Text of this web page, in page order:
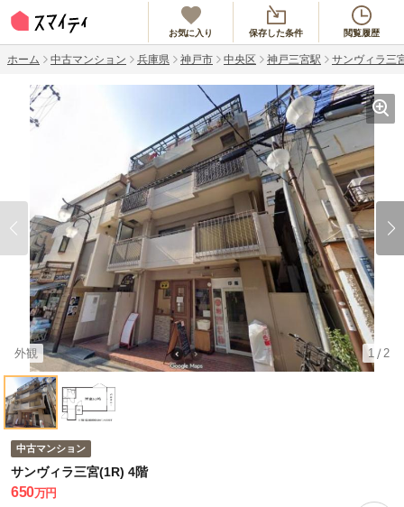
お気に入り 保存した条件 閲覧履歴
ホーム 中古マンション 兵庫県 神戸市 中央区 神戸三宮駅 サンヴィラ三
外観 1 2
中古マンション
サンヴィラ三宮(1R) 4階
650万円